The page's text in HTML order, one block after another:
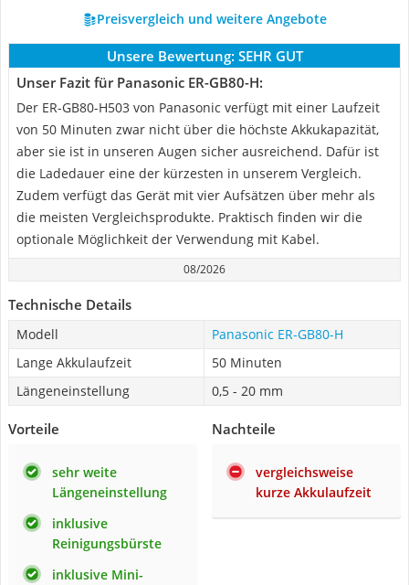
Preisvergleich und weitere Angebote
Unsere Bewertung: SEHR GUT
Unser Fazit für Panasonic ER-GB80-H:
‎Der ER-GB80-H503 von Panasonic verfügt mit einer Laufzeit
von 50 Minuten zwar nicht über die höchste Akkukapazität,
aber sie ist in unseren Augen sicher ausreichend. Dafür ist
die Ladedauer eine der kürzesten in unserem Vergleich.
Zudem verfügt das Gerät mit vier Aufsätzen über mehr als
die meisten Vergleichsprodukte. Praktisch finden wir die
optionale Möglichkeit der Verwendung mit Kabel.
08/2026
Technische Details
Modell
Panasonic ER-GB80-H
Lange Akkulaufzeit
50 Minuten
Längeneinstellung
0,5 - 20 mm
Vorteile
sehr weite
Längeneinstellung
inklusive
Reinigungsbürste
inklusive Mini-
Nachteile
vergleichsweise
kurze Akkulaufzeit